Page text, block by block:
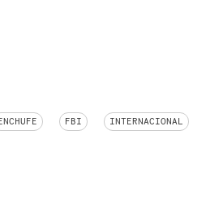
FBI INTERNACIONAL